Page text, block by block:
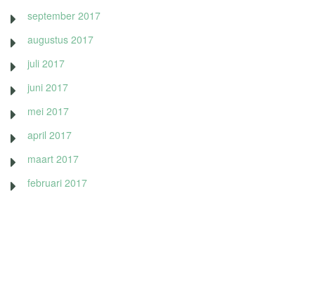
september 2017
augustus 2017
juli 2017
juni 2017
mei 2017
april 2017
maart 2017
februari 2017